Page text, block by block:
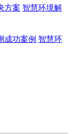
方案 智慧环境解
成功案例 智慧环